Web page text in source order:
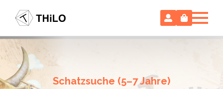
Schatzsuche (5–7 Jahre)
Escape Room (ab 8 oder 12 Jahre)